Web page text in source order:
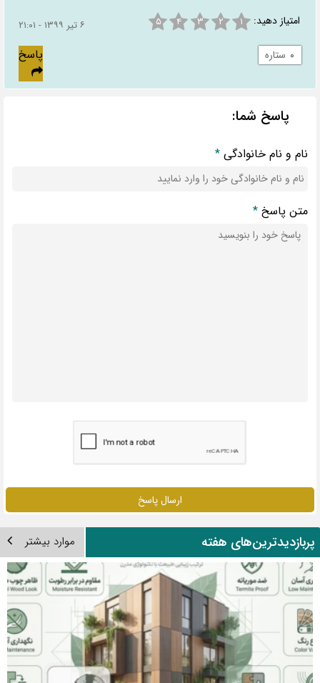
امتیاز دهید: ۱ ۲ ۳ ۴ ۵
ستاره پاسخ
پاسخ شما:
نام و نام خانوادگی*
متن پاسخ*
ارسال پاسخ
هفته موارد بیشتر